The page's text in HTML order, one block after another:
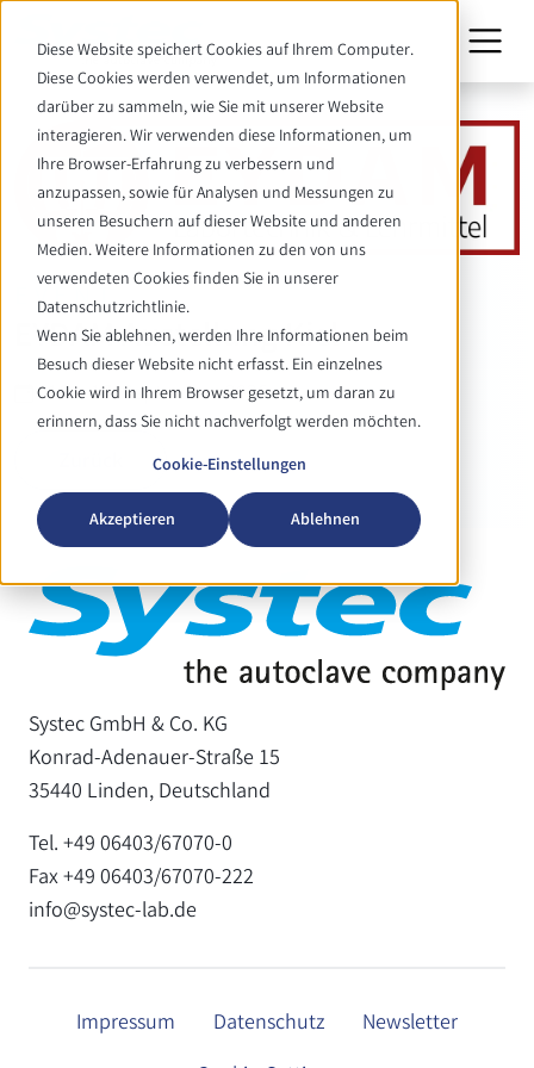
Diese Website speichert Cookies auf Ihrem Computer.
Diese Cookies werden verwendet, um Informationen
darüber zu sammeln, wie Sie mit unserer Website
interagieren. Wir verwenden diese Informationen, um
Ihre Browser-Erfahrung zu verbessern und
anzupassen, sowie für Analysen und Messungen zu
unseren Besuchern auf dieser Website und anderen
Medien. Weitere Informationen zu den von uns
verwendeten Cookies finden Sie in unserer
Datenschutzrichtlinie.
Wenn Sie ablehnen, werden Ihre Informationen beim
Besuch dieser Website nicht erfasst. Ein einzelnes
Cookie wird in Ihrem Browser gesetzt, um daran zu
erinnern, dass Sie nicht nachverfolgt werden möchten.
Cookie-Einstellungen
Akzeptieren Ablehnen
EVENT
EYDAM Austellung Kiel
16. - 17. September 2026
Systec GmbH & Co. KG
Konrad-Adenauer-Straße 15
35440 Linden, Deutschland
Tel. +49 06403/67070-0
Fax +49 06403/67070-222
info@systec-lab.de
Impressum Datenschutz
Newsletter